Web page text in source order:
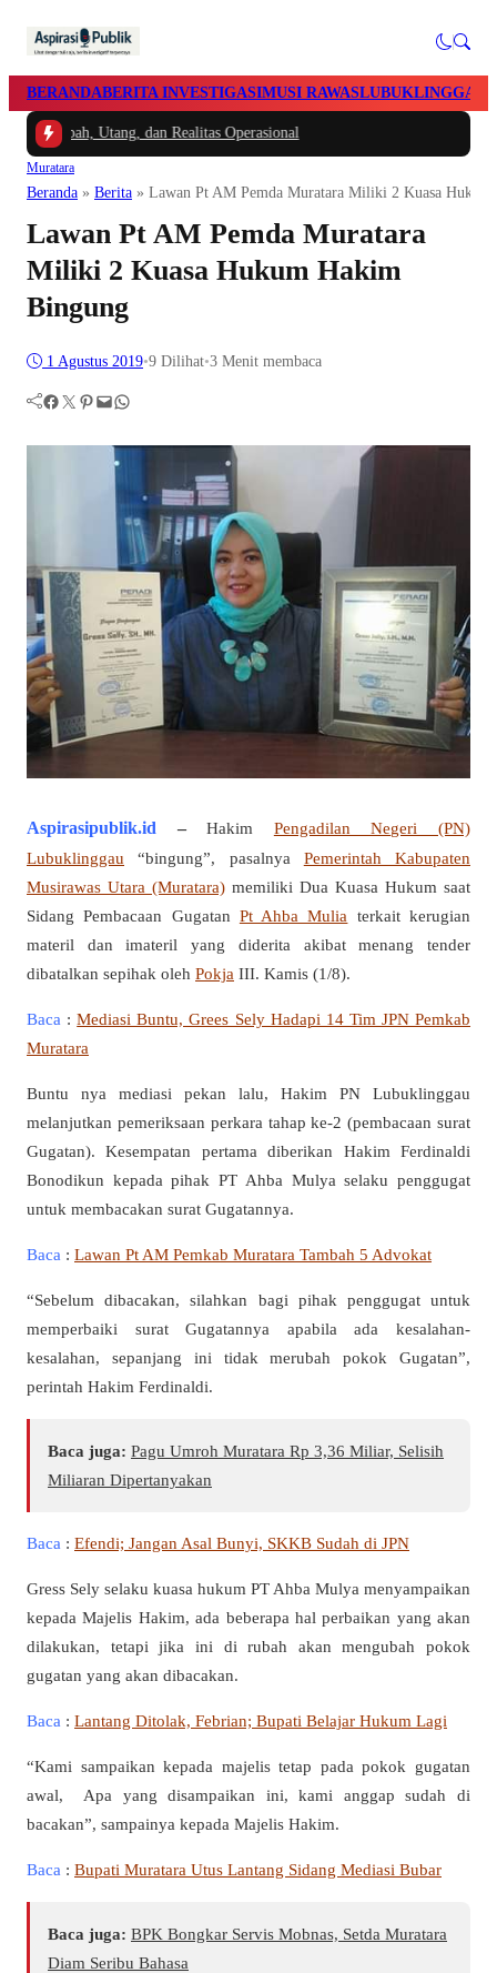
BERANDABERITA INVESTIGASIMUSI RAWASLUBUKLINGGAU
Utang, dan Realitas Operasional
Muratara
Beranda » Berita » Lawan Pt AM Pemda Muratara Miliki 2 Kuasa
Lawan Pt AM Pemda Muratara
Miliki 2 Kuasa Hukum Hakim
Bingung
1 Agustus 2019•9 Dilihat•3 Menit membaca
Facebook Twitter Pinterest Mail WhatsApp
Aspirasipublik.id –Hakim Pengadilan Negeri (PN)
Lubuklinggau “bingung”, pasalnya Pemerintah Kabupaten
Musirawas Utara (Muratara) memiliki Dua Kuasa Hukum saat
Sidang Pembacaan Gugatan Pt Ahba Mulia terkait kerugian
materil dan imateril yang diderita akibat menang tender
dibatalkan sepihak oleh Pokja III. Kamis (1/8).
Baca :Mediasi Buntu, Grees Sely Hadapi 14 Tim JPN Pemkab
Muratara
Buntu nya mediasi pekan lalu, Hakim PN Lubuklinggau
melanjutkan pemeriksaan perkara tahap ke-2 (pembacaan surat
Gugatan). Kesempatan pertama diberikan Hakim Ferdinaldi
Bonodikun kepada pihak PT Ahba Mulya selaku penggugat
untuk membacakan surat Gugatannya.
Baca : Lawan Pt AM Pemkab Muratara Tambah 5 Advokat
“Sebelum dibacakan, silahkan bagi pihak penggugat untuk
memperbaiki surat Gugatannya apabila ada kesalahan-
kesalahan, sepanjang ini tidak merubah pokok Gugatan”,
perintah Hakim Ferdinaldi.
Baca juga: Pagu Umroh Muratara Rp 3,36 Miliar, Selisih
Miliaran Dipertanyakan
Baca : Efendi; Jangan Asal Bunyi, SKKB Sudah di JPN
Gress Sely selaku kuasa hukum PT Ahba Mulya menyampaikan
kepada Majelis Hakim, ada beberapa hal perbaikan yang akan
dilakukan, tetapi jika ini di rubah akan mengubah pokok
gugatan yang akan dibacakan.
Baca : Lantang Ditolak, Febrian; Bupati Belajar Hukum Lagi
“Kami sampaikan kepada majelis tetap pada pokok gugatan
awal, Apa yang disampaikan ini, kami anggap sudah di
bacakan”, sampainya kepada Majelis Hakim.
Baca : Bupati Muratara Utus Lantang Sidang Mediasi Bubar
Baca juga: BPK Bongkar Servis Mobnas, Setda Muratara
Diam Seribu Bahasa